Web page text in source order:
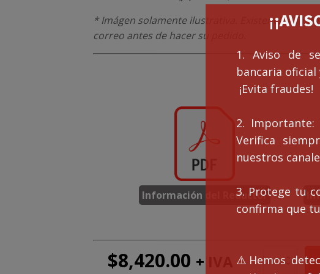
1. Aviso de
bancaria
¡Evita fraudes!
2.
Verifica
nuestros
3. Protege tu
confirma que
⚠️Hemos
* Imágen solamente ilustrativa. Existencias
correo antes de hacer su pedido.
Información del Reductor
$8,420.00 + IVA
Motorreductor